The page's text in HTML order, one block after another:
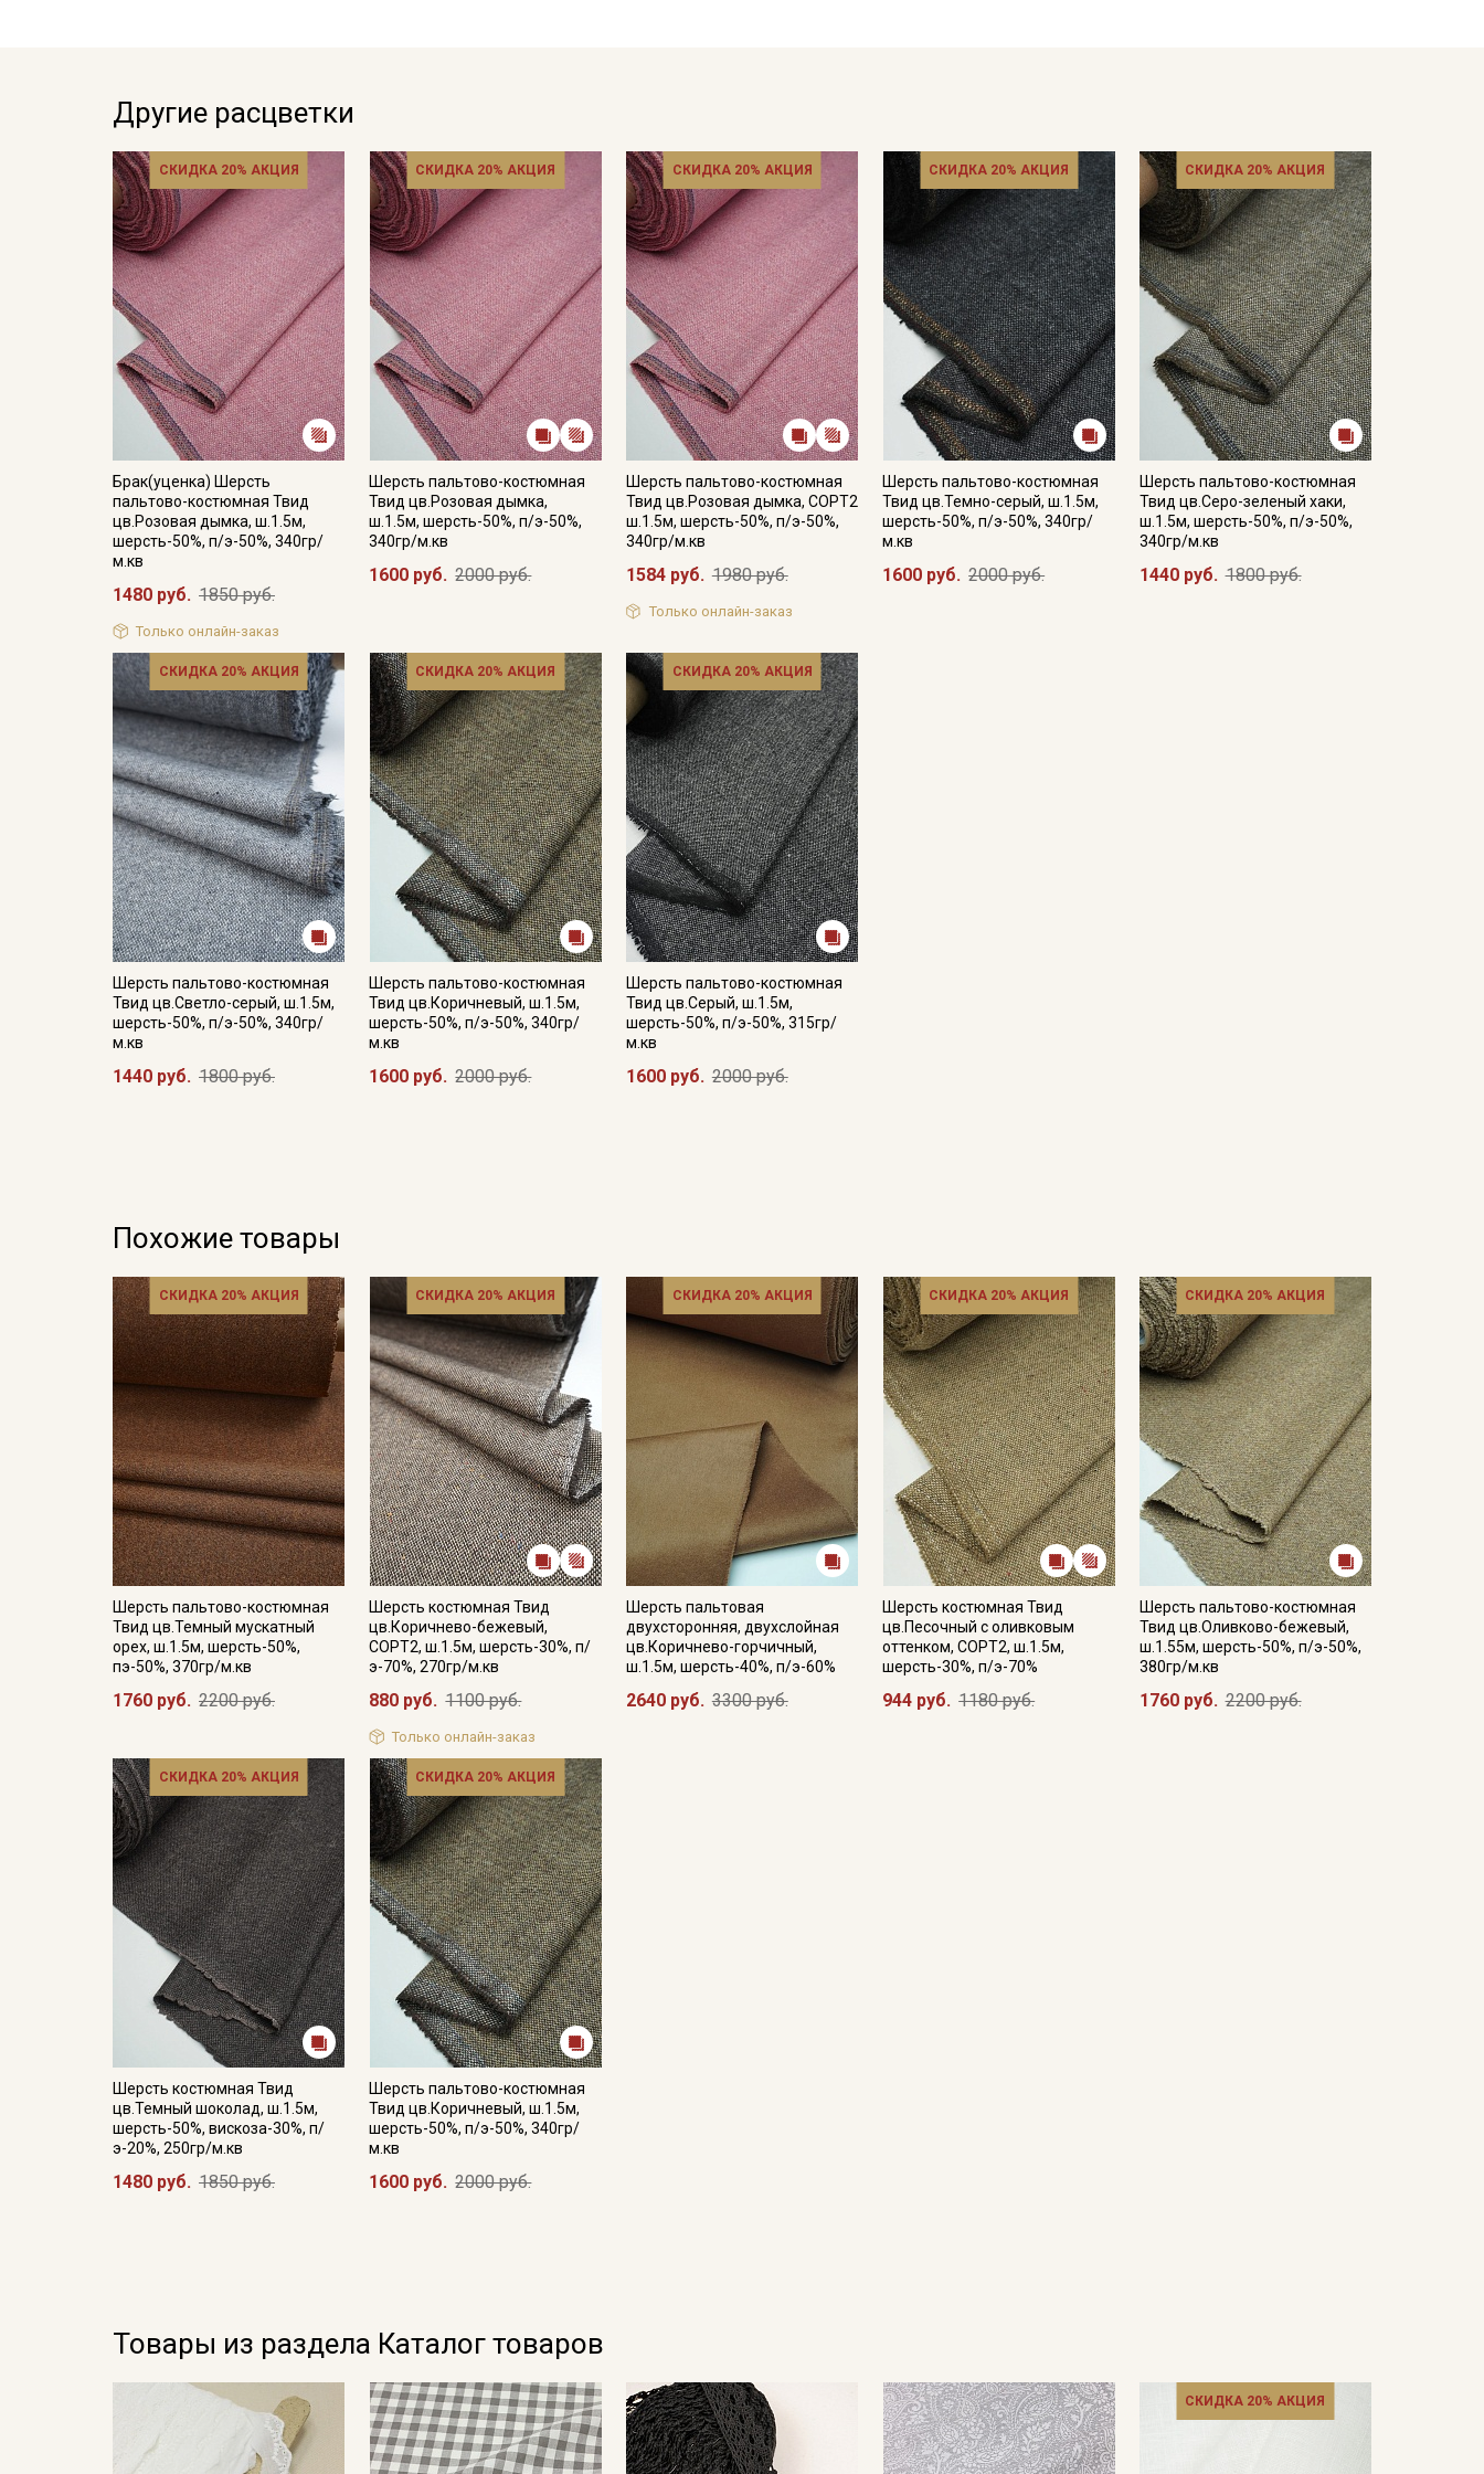
Другие расцветки
СКИДКА 20% АКЦИЯ
Брак(уценка) Шерсть
пальтово-костюмная Твид
цв.Розовая дымка, ш.1.5м,
шерсть-50%, п/э-50%, 340гр/
м.кв
1480 руб. 1850 руб.
Только онлайн-заказ
СКИДКА 20% АКЦИЯ
Шерсть пальтово-костюмная
Твид цв.Розовая дымка,
ш.1.5м, шерсть-50%, п/э-50%,
340гр/м.кв
1600 руб. 2000 руб.
СКИДКА 20% АКЦИЯ
Шерсть пальтово-костюмная
Твид цв.Розовая дымка, СОРТ2
ш.1.5м, шерсть-50%, п/э-50%,
340гр/м.кв
1584 руб. 1980 руб.
Только онлайн-заказ
СКИДКА 20% АКЦИЯ
Шерсть пальтово-костюмная
Твид цв.Темно-серый, ш.1.5м,
шерсть-50%, п/э-50%, 340гр/
м.кв
1600 руб. 2000 руб.
СКИДКА 20% АКЦИЯ
Шерсть пальтово-костюмная
Твид цв.Серо-зеленый хаки,
ш.1.5м, шерсть-50%, п/э-50%,
340гр/м.кв
1440 руб. 1800 руб.
СКИДКА 20% АКЦИЯ
Шерсть пальтово-костюмная
Твид цв.Светло-серый, ш.1.5м,
шерсть-50%, п/э-50%, 340гр/
м.кв
1440 руб. 1800 руб.
СКИДКА 20% АКЦИЯ
Шерсть пальтово-костюмная
Твид цв.Коричневый, ш.1.5м,
шерсть-50%, п/э-50%, 340гр/
м.кв
1600 руб. 2000 руб.
СКИДКА 20% АКЦИЯ
Шерсть пальтово-костюмная
Твид цв.Серый, ш.1.5м,
шерсть-50%, п/э-50%, 315гр/
м.кв
1600 руб. 2000 руб.
Похожие товары
СКИДКА 20% АКЦИЯ
Шерсть пальтово-костюмная
Твид цв.Темный мускатный
орех, ш.1.5м, шерсть-50%,
пэ-50%, 370гр/м.кв
1760 руб. 2200 руб.
СКИДКА 20% АКЦИЯ
Шерсть костюмная Твид
цв.Коричнево-бежевый,
СОРТ2, ш.1.5м, шерсть-30%, п/
э-70%, 270гр/м.кв
880 руб. 1100 руб.
Только онлайн-заказ
СКИДКА 20% АКЦИЯ
Шерсть пальтовая
двухсторонняя, двухслойная
цв.Коричнево-горчичный,
ш.1.5м, шерсть-40%, п/э-60%
2640 руб. 3300 руб.
СКИДКА 20% АКЦИЯ
Шерсть костюмная Твид
цв.Песочный с оливковым
оттенком, СОРТ2, ш.1.5м,
шерсть-30%, п/э-70%
944 руб. 1180 руб.
СКИДКА 20% АКЦИЯ
Шерсть пальтово-костюмная
Твид цв.Оливково-бежевый,
ш.1.55м, шерсть-50%, п/э-50%,
380гр/м.кв
1760 руб. 2200 руб.
СКИДКА 20% АКЦИЯ
Шерсть костюмная Твид
цв.Темный шоколад, ш.1.5м,
шерсть-50%, вискоза-30%, п/
э-20%, 250гр/м.кв
1480 руб. 1850 руб.
СКИДКА 20% АКЦИЯ
Шерсть пальтово-костюмная
Твид цв.Коричневый, ш.1.5м,
шерсть-50%, п/э-50%, 340гр/
м.кв
1600 руб. 2000 руб.
Товары из раздела Каталог товаров
СКИДКА 20% АКЦИЯ
Секретная рассылка от
Купава
Мы публикуем здесь дополнительные
промокоды и скидки до 30% на узкие
категории тканей
Электронная почта
Подписаться